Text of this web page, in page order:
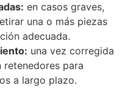
en casos graves,
una o más piezas
adecuada.
una vez corregida
retenedores para
a largo plazo.